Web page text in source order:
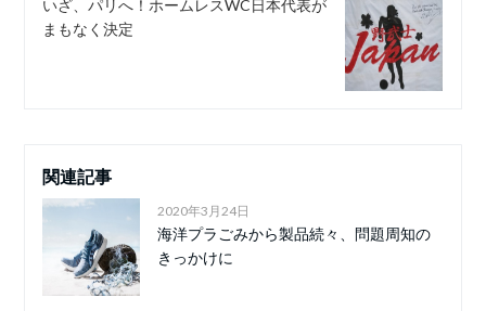
いざ、パリへ！ホームレスWC日本代表が
まもなく決定
関連記事
2020年3月24日
海洋プラごみから製品続々、問題周知の
きっかけに